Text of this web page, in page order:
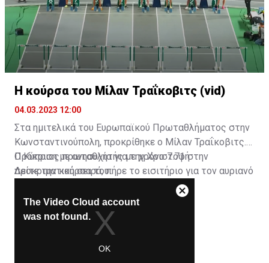
Η κούρσα του Μίλαν Τραΐκοβιτς (vid)
04.03.2023 12:00
Στα ημιτελικά του Ευρωπαϊκού Πρωταθλήματος στην
Κωνσταντινούπολη, προκρίθηκε ο Μίλαν Τραΐκοβιτς.
Ο Κύπριος πρωταθλητής με χρόνο 7.71 στην
προκριματική σειρά, πήρε το εισιτήριο για τον αυριανό
Πρόκριση με ανησυχία για την Χριστοφή
Δείτε την κούρσα του: